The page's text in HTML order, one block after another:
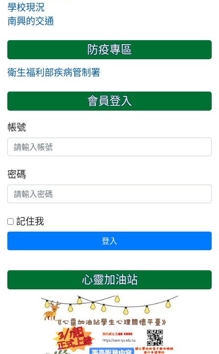
學校現況
南興的交通
防疫專區
衛生福利部疾病管制署
會員登入
帳號
密碼
記住我
登入
心靈加油站